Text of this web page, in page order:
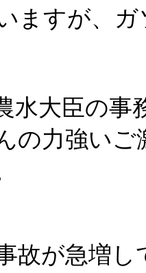
ますが、
大臣の事
の力強い
故が急増し